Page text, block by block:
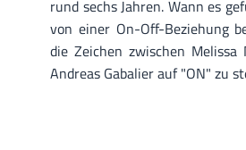
rund sechs Jahren. Wann es
von einer On-Off-Beziehung
die Zeichen zwischen
Andreas Gabalier auf "ON" zu